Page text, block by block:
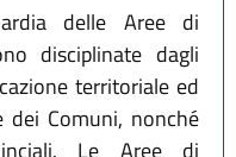
delle Aree di
disciplinate dagli
territoriale ed
dei Comuni, nonché
Le Aree di